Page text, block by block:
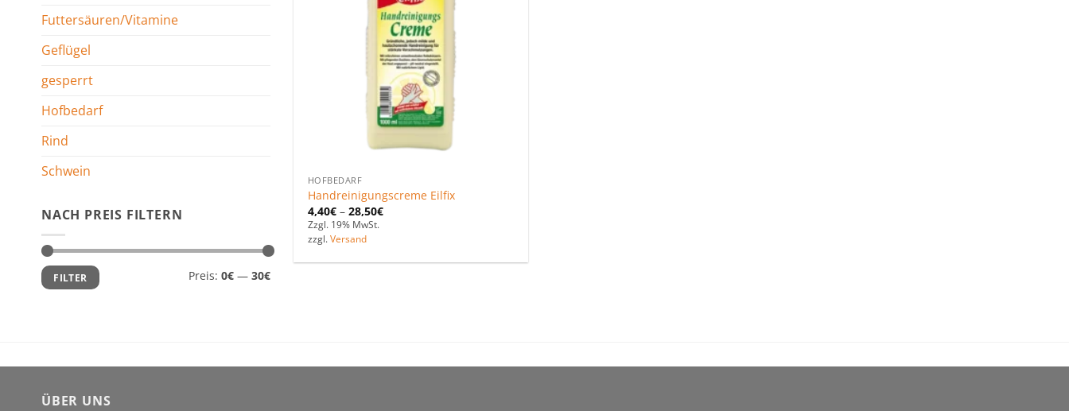
Futtersäuren/Vitamine
Geflügel
gesperrt
Hofbedarf
Rind
Schwein
NACH PREIS FILTERN
Min.
Preis
Max.
Preis
FILTER Preis: 0€— 30€
HOFBEDARF
Handreinigungscreme Eilfix
4,40€– 28,50€
Zzgl. 19% MwSt.
zzgl. Versand
ÜBER UNS